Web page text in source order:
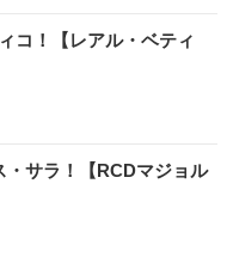
コ！【レアル・ベティ
・サラ！【RCDマジョル